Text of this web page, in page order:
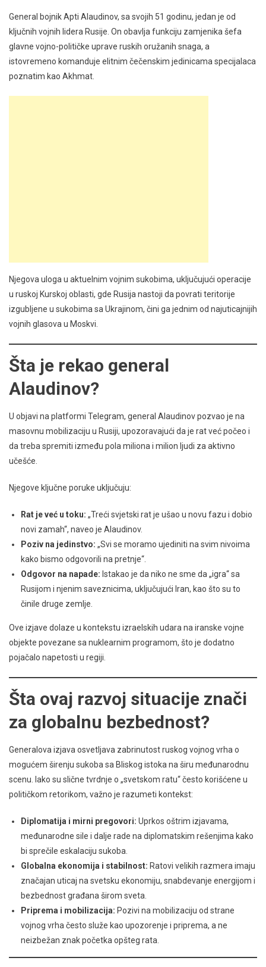
General bojnik Apti Alaudinov, sa svojih 51 godinu, jedan je od
ključnih vojnih lidera Rusije. On obavlja funkciju zamjenika šefa
glavne vojno-političke uprave ruskih oružanih snaga, a
istovremeno komanduje elitnim čečenskim jedinicama specijalaca
poznatim kao Akhmat.
Njegova uloga u aktuelnim vojnim sukobima, uključujući operacije
u ruskoj Kurskoj oblasti, gde Rusija nastoji da povrati teritorije
izgubljene u sukobima sa Ukrajinom, čini ga jednim od najuticajnijih
vojnih glasova u Moskvi.
Šta je rekao general
Alaudinov?
U objavi na platformi Telegram, general Alaudinov pozvao je na
masovnu mobilizaciju u Rusiji, upozoravajući da je rat već počeo i
da treba spremiti između pola miliona i milion ljudi za aktivno
učešće.
Njegove ključne poruke uključuju:
Rat je već u toku: „Treći svjetski rat je ušao u novu fazu i dobio
novi zamah“, naveo je Alaudinov.
Poziv na jedinstvo: „Svi se moramo ujediniti na svim nivoima
kako bismo odgovorili na pretnje“.
Odgovor na napade: Istakao je da niko ne sme da „igra“ sa
Rusijom i njenim saveznicima, uključujući Iran, kao što su to
činile druge zemlje.
Ove izjave dolaze u kontekstu izraelskih udara na iranske vojne
objekte povezane sa nuklearnim programom, što je dodatno
pojačalo napetosti u regiji.
Šta ovaj razvoj situacije znači
za globalnu bezbednost?
Generalova izjava osvetljava zabrinutost ruskog vojnog vrha o
mogućem širenju sukoba sa Bliskog istoka na širu međunarodnu
scenu. Iako su slične tvrdnje o „svetskom ratu“ često korišćene u
političkom retorikom, važno je razumeti kontekst:
Diplomatija i mirni pregovori: Uprkos oštrim izjavama,
međunarodne sile i dalje rade na diplomatskim rešenjima kako
bi sprečile eskalaciju sukoba.
Globalna ekonomija i stabilnost: Ratovi velikih razmera imaju
značajan uticaj na svetsku ekonomiju, snabdevanje energijom i
bezbednost građana širom sveta.
Priprema i mobilizacija: Pozivi na mobilizaciju od strane
vojnog vrha često služe kao upozorenje i priprema, a ne
neizbežan znak početka opšteg rata.